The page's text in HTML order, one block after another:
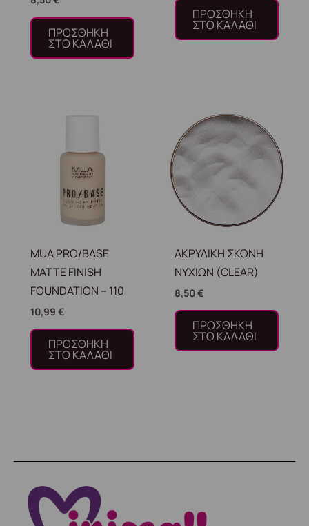
ΠΡΟΣΘΉΚΗ
ΣΤΟ ΚΑΛΆΘΙ
ΠΡΟΣΘΉΚΗ
ΣΤΟ ΚΑΛΆΘΙ
MUA PRO/BASE
MATTE FINISH
FOUNDATION – 110
10,99 €
ΠΡΟΣΘΉΚΗ
ΣΤΟ ΚΑΛΆΘΙ
ΑΚΡΥΛΙΚΗ ΣΚΟΝΗ
ΝΥΧΙΩΝ (CLEAR)
8,50€
ΠΡΟΣΘΉΚΗ
ΣΤΟ ΚΑΛΆΘΙ